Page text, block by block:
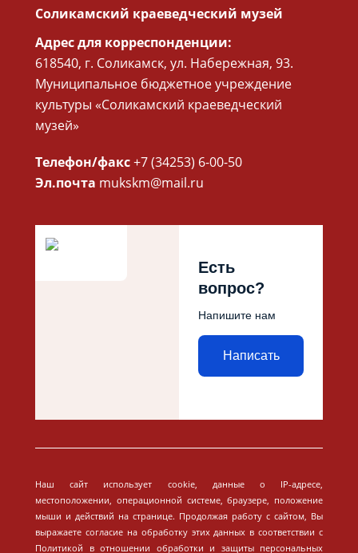
Соликамский краеведческий музей
Адрес для корреспонденции:
618540, г. Соликамск, ул. Набережная, 93.
Муниципальное бюджетное учреждение
культуры «Соликамский краеведческий
музей»
Телефон/факс+7 (34253) 6-00-50
Эл.почта mukskm@mail.ru
Есть
вопрос?
Напишите нам
Написать
Наш сайт использует cookie, данные о IP-адресе,
местоположении, операционной системе, браузере, положение
мыши и действий на странице. Продолжая работу с сайтом, Вы
выражаете согласие на обработку этих данных в соответствии с
Политикой в отношении обработки и защиты персональных